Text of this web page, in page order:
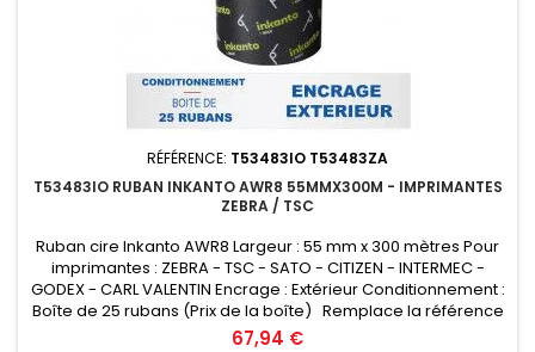
RÉFÉRENCE: T53483IO T53483ZA
T53483IO RUBAN INKANTO AWR8 55MMX300M - IMPRIMANTES
ZEBRA / TSC
Ruban cire Inkanto AWR8 Largeur : 55 mm x 300 mètres Pour
imprimantes : ZEBRA - TSC - SATO - CITIZEN - INTERMEC -
GODEX - CARL VALENTIN Encrage : Extérieur Conditionnement :
Boîte de 25 rubans (Prix de la boîte) Remplace la référence
ARMOR T53483ZA
Prix
67,94 €